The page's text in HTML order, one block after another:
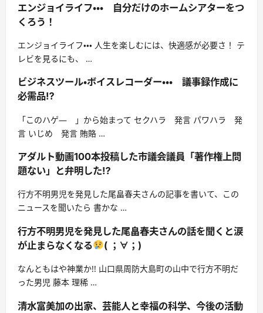
エンジョイライフ・・・ 自分だけのホームシアターをつ
くろう！
エンジョイライフ・・・ 人生を楽しむには、快適感が必要さ！ テ
レビを見るにも、 …
ビジネスツール・ボイスレコーダー・・・ 議事録作成に
必需品⁉
「このハゲ― 」から始まって セクハラ 発言 パワハラ 発
言 いじめ 発言 賄賂 …
アダルト動画100本投稿した市議会議員「著作権上問
題ない」と弁明した⁉
行方不明男児を発見した尾畠春夫さんの記事を書いて、この
ニュースを聞いたら 書かな …
行方不明男児を発見した尾畠春夫さんの話を聞くと涙
が止まらなくなる
( ；∀；)
なんともはや神業か!! 山口県周防大島町の山中で行方不明だ
った男児 藤本 理稀 …
清水富美加の出家、芸能人と幸福の科学、今後の活動